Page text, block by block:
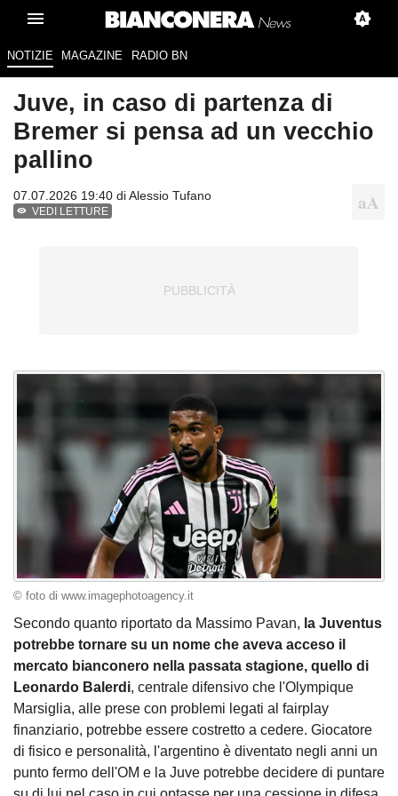
NOTIZIE MAGAZINE RADIO BN
Juve, in caso di partenza di
Bremer si pensa ad un vecchio
pallino
07.07.2026 19:40 diAlessio Tufano
VEDI LETTURE
© foto di www.imagephotoagency.it
Secondo quanto riportato da Massimo Pavan, la Juventus
potrebbe tornare su un nome che aveva acceso il
mercato bianconero nella passata stagione, quello di
Leonardo Balerdi, centrale difensivo che l'Olympique
Marsiglia, alle prese con problemi legati al fairplay
finanziario, potrebbe essere costretto a cedere. Giocatore
di fisico e personalità, l'argentino è diventato negli anni un
punto fermo dell'OM e la Juve potrebbe decidere di puntare